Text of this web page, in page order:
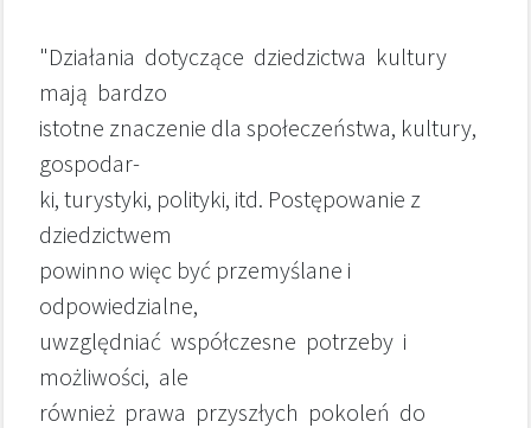
"Działania dotyczące dziedzictwa kultury
mają bardzo
istotne znaczenie dla społeczeństwa, kultury,
gospodar-
ki, turystyki, polityki, itd. Postępowanie z
dziedzictwem
powinno więc być przemyślane i
odpowiedzialne,
uwzględniać współczesne potrzeby i
możliwości, ale
również prawa przyszłych pokoleń do